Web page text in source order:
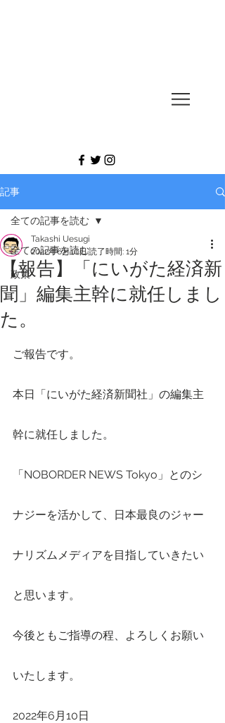
記事
全ての記事を読む
政策
全ての記事を読む
【報告】「にいがた経済新
聞」編集主幹に就任しまし
た。
Takashi Uesugi
2022年6月10日読了時間: 1分
ご報告です。
本日「にいがた経済新聞社」の編集主
幹に就任しました。
「NOBORDER NEWS Tokyo」とのシ
ナジーを活かして、日本最良のジャー
ナリズムメディアを目指していきたい
と思います。
今後ともご指導の程、よろしくお願い
いたします。
2022年6月10日